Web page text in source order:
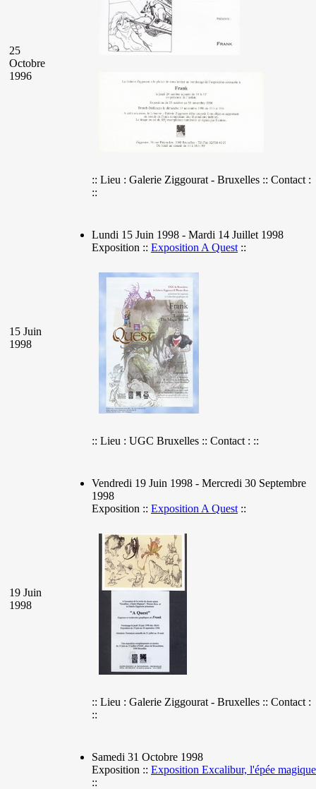
25
Octobre
1996
:: Lieu : Galerie Ziggourat - Bruxelles :: Contact :
::
15 Juin
1998
Lundi 15 Juin 1998 - Mardi 14 Juillet 1998
Exposition :: Exposition A Quest ::
:: Lieu : UGC Bruxelles :: Contact : ::
19 Juin
1998
Vendredi 19 Juin 1998 - Mercredi 30 Septembre
1998
Exposition :: Exposition A Quest ::
:: Lieu : Galerie Ziggourat - Bruxelles :: Contact :
::
Samedi 31 Octobre 1998
Exposition :: Exposition Excalibur, l'épée magique
::